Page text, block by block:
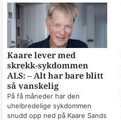
Kaare lever med
skrekk-sykdommen
ALS: – Alt har bare blitt
så vanskelig
På få måneder har den
uhelbredelige sykdommen
snudd opp ned på Kaare Sands